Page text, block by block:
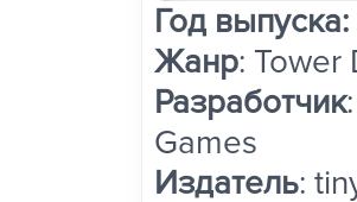
Год выпуска:
Жанр: Tower
Разработчик
Games
Издатель: